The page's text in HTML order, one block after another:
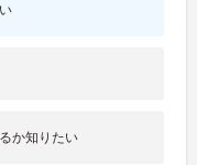
か知りたい